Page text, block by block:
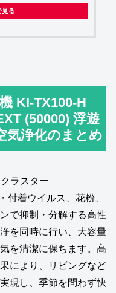
見る
KI-TX100-H
(50000) 浮遊
気浄化のまとめ
ラスター
付着ウイルス、花粉、
で抑制・分解する高性
を同時に行い、大容量
を清潔に保ちます。高
により、リビングなど
現し、季節を問わず快